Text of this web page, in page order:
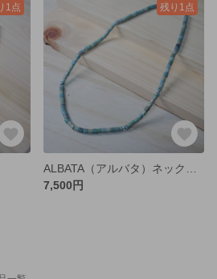
1点 残り1点
7,500円